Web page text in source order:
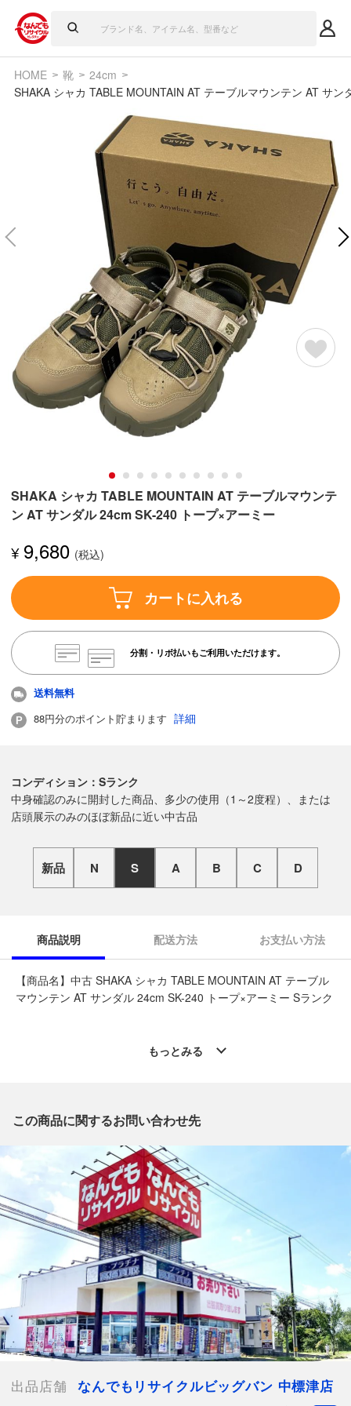
HOME 靴
24cm
SHAKA シャカ TABLE MOUNTAIN AT テーブルマウンテン AT サ
SHAKA シャカ TABLE MOUNTAIN AT テーブルマウンテ
ン AT サンダル 24cm SK-240 トープ×アーミー
¥ 9,680
カートに入れる
分割・リボ払いもご利用いただけます。
送料無料
88円分のポイント貯まります 詳細
コンディション：Sランク
中身確認のみに開封した商品、多少の使用（1～2度程）、または
店頭展示のみのほぼ新品に近い中古品
新品 N S A B C D
商品説明 配送方法 お支払い方法
【商品名】中古 SHAKA シャカ TABLE MOUNTAIN AT テーブル
マウンテン AT サンダル 24cm SK-240 トープ×アーミー Sランク
※「なんでもリサイクルビッグバン 公式オンラインストアの出
電話番号：0153-79-3196
【店舗内商品コード】1003102034798
【メーカー】SHAKA
【型番】SK-240
【対象】レディース
【カラー】トープ×アーミー
【US靴サイズ】6
【JP靴サイズ】24cm
【付属品】外箱 タグ付き
【ランク】Sランク
中身の確認の為のみに開封した商品、多少の使用（1
～2度程）、または店頭展示のみのほぼ新品に近い中古品
【使用予定配送業者】佐川急便 飛脚宅配便100サイズ
【こちらの商品は在庫連動システムを導入し、店頭や他ネットシ
もっとみる
この商品に関するお問い合わせ先
出品店舗
なんでもリサイクルビッグバン 中標津店